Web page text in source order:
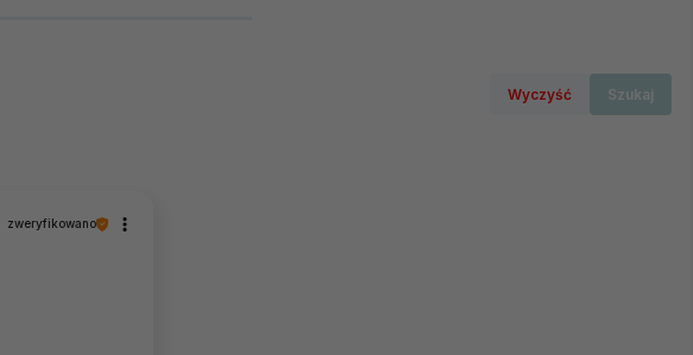
Wyczyść Szukaj
zweryfikowano